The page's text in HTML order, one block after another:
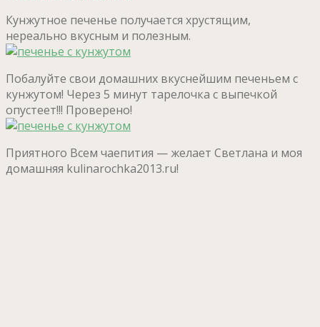
Кунжутное печенье получается хрустящим,
нереально вкусным и полезным.
Побалуйте свои домашних вкуснейшим печеньем с
кунжутом! Через 5 минут тарелочка с выпечкой
опустеет!!! Проверено!
Приятного Всем чаепития — желает Светлана и моя
домашняя kulinarochka2013.ru!